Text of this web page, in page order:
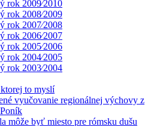
rok 2009⁄2010
rok 2008⁄2009
rok 2007⁄2008
rok 2006⁄2007
rok 2005⁄2006
rok 2004⁄2005
rok 2003⁄2004
to myslí
vyučovanie regionálnej výchovy z
môže byť miesto pre rómsku dušu